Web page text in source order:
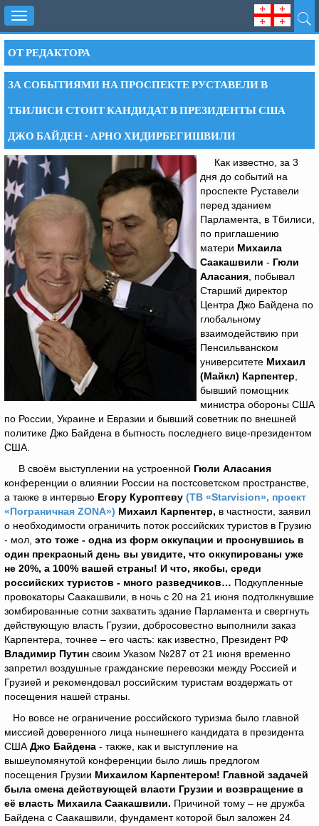
Toggle
navigation
ОТ РЕДАКТОРА
ЗА СОБЫТИЯМИ НА ПРОСПЕКТЕ РУСТАВЕЛИ В
ТБИЛИСИ СТОИТ КАНДИДАТ В ПРЕЗИДЕНТЫ США
ДЖО БАЙДЕН - АРНО ХИДИРБЕГИШВИЛИ
Как известно, за 3
дня до событий на
проспекте Руставели
перед зданием
Парламента, в Тбилиси,
по приглашению
матери Михаила
Саакашвили - Гюли
Аласания , побывал
Старший директор
Центра Джо Байдена по
глобальному
взаимодействию при
Пенсильванском
университете Михаил
(Майкл) Карпентер
бывший помощник
министра обороны США
по России, Украине и Евразии и бывший советник по внешней
политике Джо Байдена в бытность последнего вице-президентом
США.
В своём выступлении на устроенной Гюли Аласания
конференции о влиянии России на постсоветском пространстве,
а также в интервью Егору Куроптеву (ТВ «Starvision», проект
«Пограничная ZONA») Михаил Карпентер, в частности, заявил
о необходимости ограничить поток российских туристов в Грузию
- мол, это тоже - одна из форм оккупации и проснувшись в
один прекрасный день вы увидите, что оккупированы уже
не 20%, а 100% вашей страны! И что, якобы, среди
российских туристов - много разведчиков… Подкупленные
провокаторы Саакашвили, в ночь с 20 на 21 июня подтолкнувшие
зомбированные сотни захватить здание Парламента и свергнуть
действующую власть Грузии, добросовестно выполнили заказ
Карпентера, точнее – его часть: как известно, Президент РФ
Владимир Путин своим Указом №287 от 21 июня временно
запретил воздушные гражданские перевозки между Россией и
Грузией и рекомендовал российским туристам воздержать от
посещения нашей страны.
Но вовсе не ограничение российского туризма было главной
миссией доверенного лица нынешнего кандидата в президента
США Джо Байдена - также, как и выступление на
вышеупомянутой конференции было лишь предлогом
посещения Грузии Михаилом Карпентером! Главной задачей
была смена действующей власти Грузии и возвращение в
её власть Михаила Саакашвили. Причиной тому – не дружба
Байдена с Саакашвили, фундамент которой был заложен 24